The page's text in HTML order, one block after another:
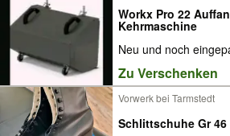
Workx Pro 22
Kehrmaschine
Neu und noch
Zu Verschenken
Vorwerk bei Tarmstedt
Schlittschuhe Gr 46